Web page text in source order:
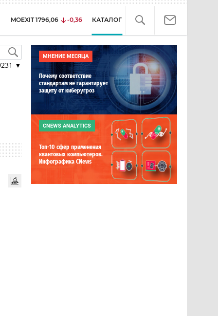
MOEXIT 1796,06 -0,36 КАТАЛОГ
▼
МНЕНИЕ МЕСЯЦА
Почему соответствие
стандартам не гарантирует
защиту от киберугроз
CNEWS ANALYTICS
Топ-10 сфер применения
квантовых компьютеров.
Инфографика CNews